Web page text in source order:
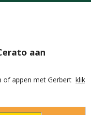
aan
of appen met Gerbert klik